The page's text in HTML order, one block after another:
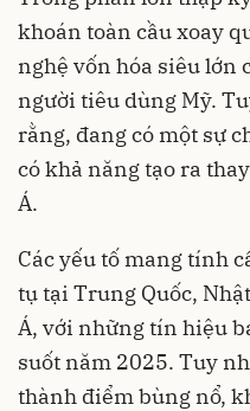
khoán toàn cầu xoay
nghệ vốn hóa siêu lớn
người tiêu dùng Mỹ.
rằng, đang có một sự
có khả năng tạo ra
Á.
Các yếu tố mang tính
tụ tại Trung Quốc,
Á, với những tín hiệu
suốt năm 2025. Tuy
thành điểm bùng nổ,